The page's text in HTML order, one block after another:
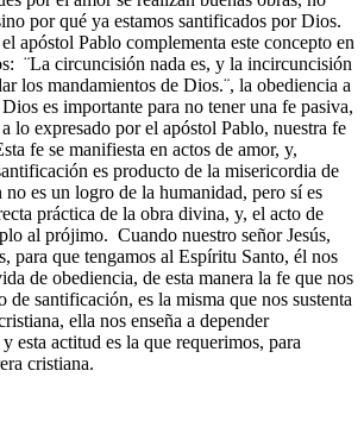
por qué ya estamos santificados por Dios.
apóstol Pablo complementa este concepto en
¨La circuncisión nada es, y la incircuncisión
los mandamientos de Dios.¨, la obediencia a
es importante para no tener una fe pasiva,
lo expresado por el apóstol Pablo, nuestra fe
fe se manifiesta en actos de amor, y,
es producto de la misericordia de
es un logro de la humanidad, pero sí es
práctica de la obra divina, y, el acto de
al prójimo. Cuando nuestro señor Jesús,
para que tengamos al Espíritu Santo, él nos
de obediencia, de esta manera la fe que nos
de santificación, es la misma que nos sustenta
ella nos enseña a depender
esta actitud es la que requerimos, para
cristiana.